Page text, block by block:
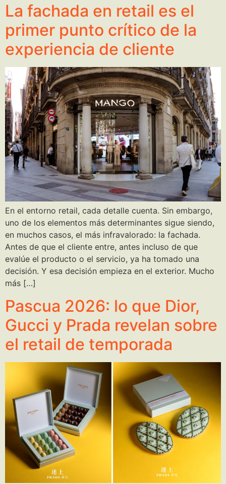
La fachada en retail es el
primer punto crítico de la
experiencia de cliente
En el entorno retail, cada detalle cuenta. Sin embargo,
uno de los elementos más determinantes sigue siendo,
en muchos casos, el más infravalorado: la fachada.
Antes de que el cliente entre, antes incluso de que
evalúe el producto o el servicio, ya ha tomado una
decisión. Y esa decisión empieza en el exterior. Mucho
más […]
Pascua 2026: lo que Dior,
Gucci y Prada revelan sobre
el retail de temporada